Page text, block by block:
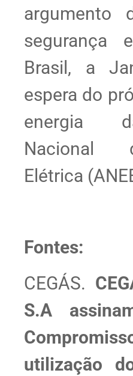
argumento
segurança
Brasil, a
espera do
energia
Nacional
Elétrica
Fontes:
CEGÁS.
S.A
utilização